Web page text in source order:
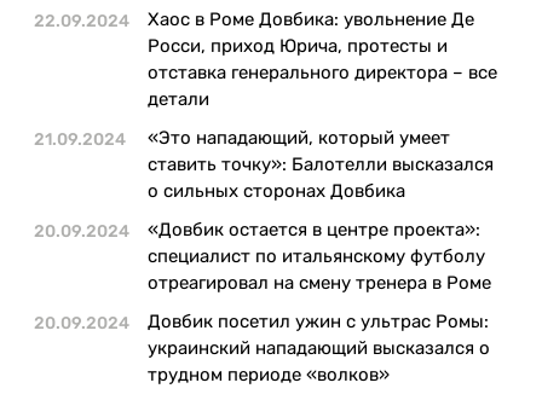
22.09.2024
Хаос в Роме Довбика: увольнение Де
Росси, приход Юрича, протесты и
отставка генерального директора – все
детали
21.09.2024
«Это нападающий, который умеет
ставить точку»: Балотелли высказался
о сильных сторонах Довбика
20.09.2024
«Довбик остается в центре проекта»:
специалист по итальянскому футболу
отреагировал на смену тренера в Роме
20.09.2024
Довбик посетил ужин с ультрас Ромы:
украинский нападающий высказался о
трудном периоде «волков»